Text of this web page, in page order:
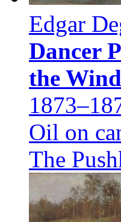
Edgar
Dancer
the
Oil on
The